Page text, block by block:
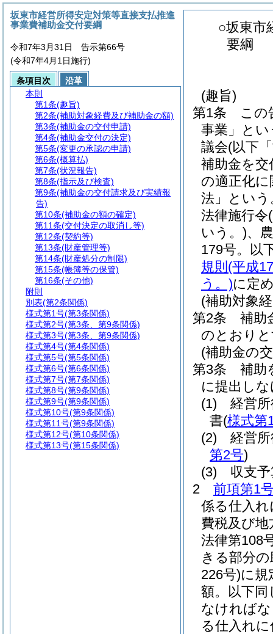
○坂東市
要綱
(趣旨)
第1条
この
事業」とい
議会(以下
補助金を
の適正化
法」という
法律施行令
いう。)、
179号。以
規則 (平成
う。)に定
(補助対象
第2条
補助
のとおり
(補助金の
第3条
補助
に提出し
(1)
経営
書(様式第
(2)
経営
第2号)
(3)
収支
2
前項第1
係る仕入
費税及び
法律第108
きる部分
226号)に規
額。以下同
なければ
る仕入れ
坂東市経営所得安定対策等直接支払推進
事業費補助金交付要綱
令和7年3月31日 告示第66号
(令和7年4月1日施行)
条項目次
沿革
本則
第1条(趣旨)
第2条(補助対象経費及び補助金の額)
第3条(補助金の交付申請)
第4条(補助金交付の決定)
第5条(変更の承認の申請)
第6条(概算払)
第7条(状況報告)
第8条(指示及び検査)
第9条(補助金の交付請求及び実績報
告)
第10条(補助金の額の確定)
第11条(交付決定の取消し等)
第12条(契約等)
第13条(財産管理等)
第14条(財産処分の制限)
第15条(帳簿等の保管)
第16条(その他)
附則
別表(第2条関係)
様式第1号(第3条関係)
様式第2号(第3条、第9条関係)
様式第3号(第3条、第9条関係)
様式第4号(第4条関係)
様式第5号(第5条関係)
様式第6号(第6条関係)
様式第7号(第7条関係)
様式第8号(第9条関係)
様式第9号(第9条関係)
様式第10号(第9条関係)
様式第11号(第9条関係)
様式第12号(第10条関係)
様式第13号(第15条関係)